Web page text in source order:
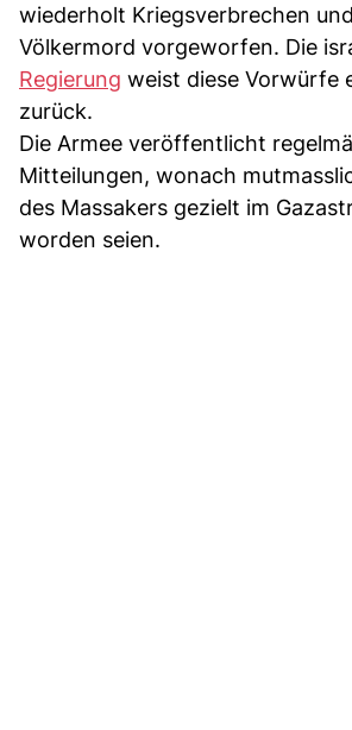
wiederholt Kriegsverbrechen
Völkermord vorgeworfen. Die
Regierung weist diese Vorwürfe
zurück.
Die Armee veröffentlicht
Mitteilungen, wonach
des Massakers gezielt im
worden seien.